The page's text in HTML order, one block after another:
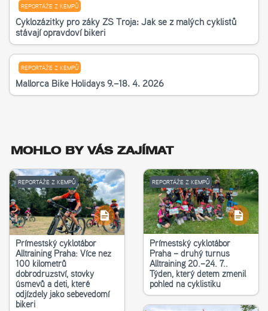
REPORTÁŽE Z KEMPŮ
Cyklozážitky pro žáky ZŠ Troja: Jak se z malých cyklistů
stávají opravdoví bikeři
REPORTÁŽE Z KEMPŮ
Mallorca Bike Holidays 9.–18. 4. 2026
MOHLO BY VÁS ZAJÍMAT
REPORTÁŽE Z KEMPŮ
Příměstský cyklotábor
Alltraining Praha: Více než
100 kilometrů
dobrodružství, stovky
úsměvů a děti, které
odjížděly jako sebevědomí
bikeři
REPORTÁŽE Z KEMPŮ
Příměstský cyklotábor
Praha – druhý turnus
Alltraining 20.–24. 7..
Týden, který dětem změnil
pohled na cyklistiku